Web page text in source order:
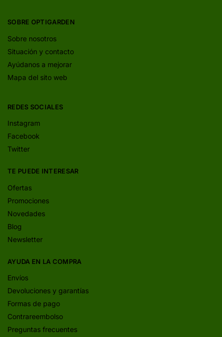
SOBRE OPTIGARDEN
Sobre nosotros
Situación y contacto
Ayúdanos a mejorar
Mapa del sito web
REDES SOCIALES
Instagram
Facebook
Twitter
TE PUEDE INTERESAR
Ofertas
Promociones
Novedades
Blog
Newsletter
AYUDA EN LA COMPRA
Envíos
Devoluciones y garantías
Formas de pago
Contrareembolso
Preguntas frecuentes